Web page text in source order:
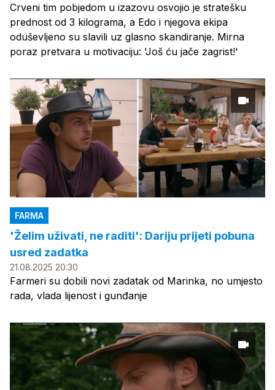
Crveni tim pobjedom u izazovu osvojio je stratešku
prednost od 3 kilograma, a Edo i njegova ekipa
oduševljeno su slavili uz glasno skandiranje. Mirna
poraz pretvara u motivaciju: 'Još ću jače zagrist!'
FARMA
'Želim uživati, ne raditi': Dariju prijeti pobuna
usred zadatka
21.08.2025 20:30
Farmeri su dobili novi zadatak od Marinka, no umjesto
rada, vlada lijenost i gunđanje